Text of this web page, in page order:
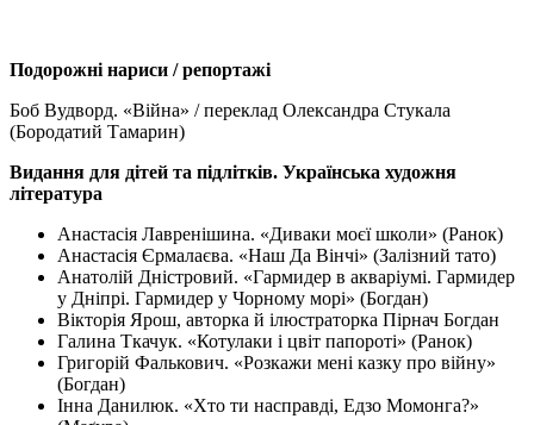
Подорожні нариси / репортажі
Боб Вудворд. «Війна» / переклад Олександра Стукала
(Бородатий Тамарин)
Видання для дітей та підлітків. Українська художня
література
Анастасія Лавренішина. «Диваки моєї школи» (Ранок)
Анастасія Єрмалаєва. «Наш Да Вінчі» (Залізний тато)
Анатолій Дністровий. «Гармидер в акваріумі. Гармидер
у Дніпрі. Гармидер у Чорному морі» (Богдан)
Вікторія Ярош, авторка й ілюстраторка Пірнач Богдан
Галина Ткачук. «Котулаки і цвіт папороті» (Ранок)
Григорій Фалькович. «Розкажи мені казку про війну»
(Богдан)
Інна Данилюк. «Хто ти насправді, Едзо Момонга?»